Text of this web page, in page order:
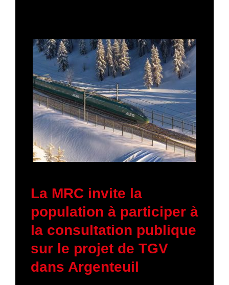
La MRC invite la
population à participer à
la consultation publique
sur le projet de TGV
dans Argenteuil